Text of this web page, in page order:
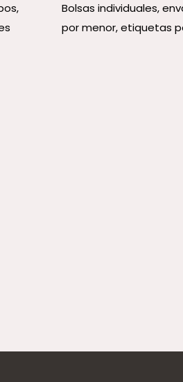
Bolsas individuales,
por menor, etiquetas